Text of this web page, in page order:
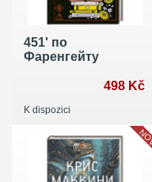
451' по
Фаренгейту
498 Kč
K dispozici